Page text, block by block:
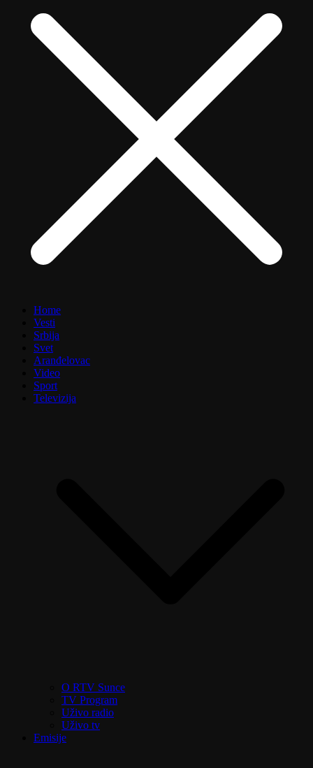
Home
Vesti
Srbija
Svet
Aranđelovac
Video
Sport
Televizija
O RTV Sunce
TV Program
Uživo radio
Uživo tv
Emisije